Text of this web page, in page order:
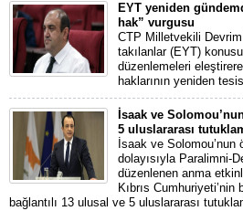
EYT yeniden
hak” vurgusu
CTP Milletvekili
takılanlar (EYT)
düzenlemeleri
haklarının yeniden
İsaak ve
5 uluslararası
İsaak ve Solomou’nun
dolayısıyla Paralimni-
düzenlenen anma
Kıbrıs
bağlantılı 13 ulusal ve 5 uluslararası